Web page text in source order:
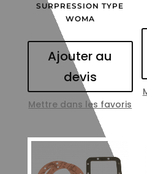
SURPRESSION TYPE
WOMA
Ajouter au
devis
Mettre dans les favoris